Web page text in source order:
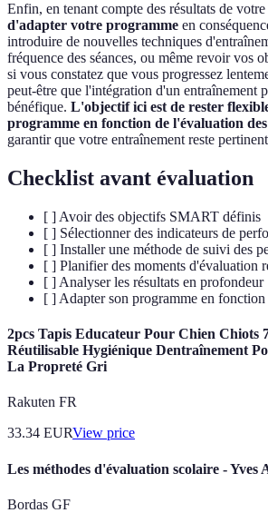
Enfin, en tenant compte des résultats de votre
d'adapter votre programme en
introduire de nouvelles techniques
fréquence des séances, ou même revoir vos
si vous constatez que vous progressez
peut-être que l'intégration d'un entraînement
bénéfique. L'objectif ici est de rester
programme en fonction de l'évaluation
garantir que votre entraînement reste
Checklist avant évaluation
[ ] Avoir des objectifs SMART définis
[ ] Sélectionner des indicateurs de
[ ] Installer une méthode de suivi des
[ ] Planifier des moments d'évaluation
[ ] Analyser les résultats en profondeur
[ ] Adapter son programme en fonction
2pcs Tapis Educateur Pour Chien Chiots
Réutilisable Hygiénique Dentraînement
La Propreté Gri
Rakuten FR
33.34 EURView price
Les méthodes d'évaluation scolaire - Yves
Bordas GF